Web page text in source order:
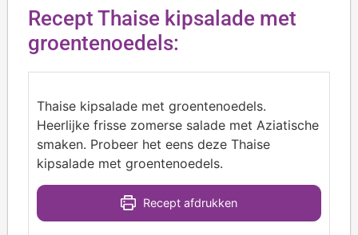
Recept Thaise kipsalade met
groentenoedels:
Thaise kipsalade met groentenoedels.
Heerlijke frisse zomerse salade met Aziatische
smaken. Probeer het eens deze Thaise
kipsalade met groentenoedels.
Recept afdrukken